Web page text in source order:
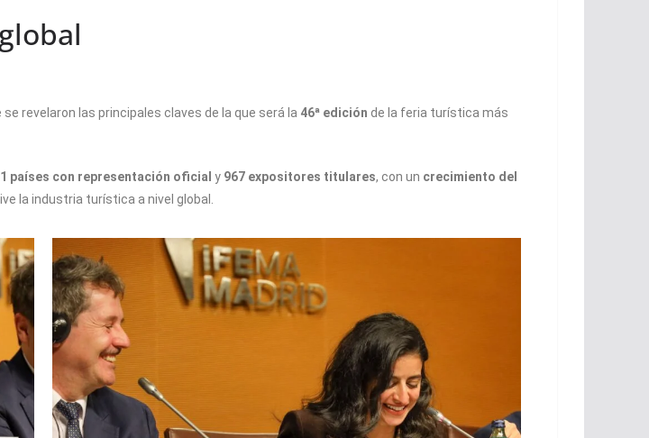
se revelaron las principales claves de la que será la 46ª edición de la feria turística más
países con representación oficial y 967 expositores titulares, con un crecimiento del
la industria turística a nivel global.